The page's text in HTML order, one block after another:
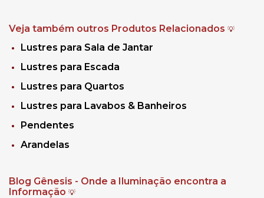
Veja também outros Produtos Relacionados 💡
Lustres para Sala de Jantar
Lustres para Escada
Lustres para Quartos
Lustres para Lavabos & Banheiros
Pendentes
Arandelas
Blog Gênesis - Onde a Iluminação encontra a
Informação 💡